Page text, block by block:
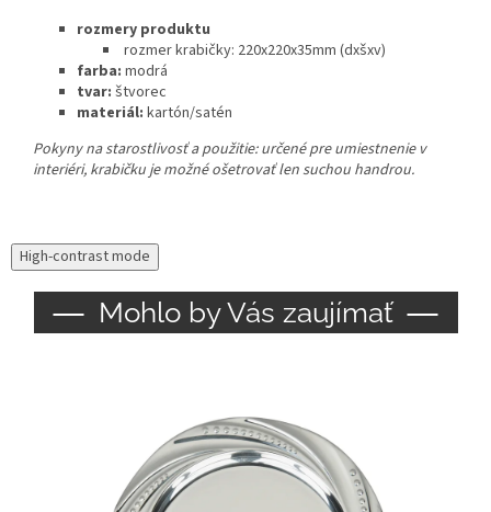
rozmery produktu
rozmer krabičky: 220x220x35mm (dxšxv)
farba: modrá
tvar: štvorec
materiál: kartón/satén
Pokyny na starostlivosť a použitie: určené pre umiestnenie v
interiéri, krabičku je možné ošetrovať len suchou handrou.
High-contrast mode
Mohlo by Vás zaujímať